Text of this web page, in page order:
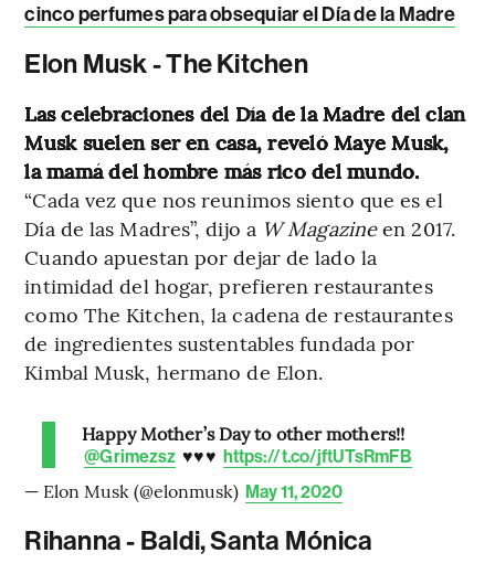
cinco perfumes para obsequiar el Día de la Madre
Elon Musk - The Kitchen
Las celebraciones del Día de la Madre del clan
Musk suelen ser en casa, reveló Maye Musk,
la mamá del hombre más rico del mundo.
“Cada vez que nos reunimos siento que es el
Día de las Madres”, dijo a W Magazineen 2017.
Cuando apuestan por dejar de lado la
intimidad del hogar, prefieren restaurantes
como The Kitchen, la cadena de restaurantes
de ingredientes sustentables fundada por
Kimbal Musk, hermano de Elon.
Happy Mother’s Day to other mothers!!
@Grimezsz ♥️♥️♥️ https://t.co/jftUTsRmFB
— Elon Musk (@elonmusk) May 11, 2020
Rihanna - Baldi, Santa Mónica